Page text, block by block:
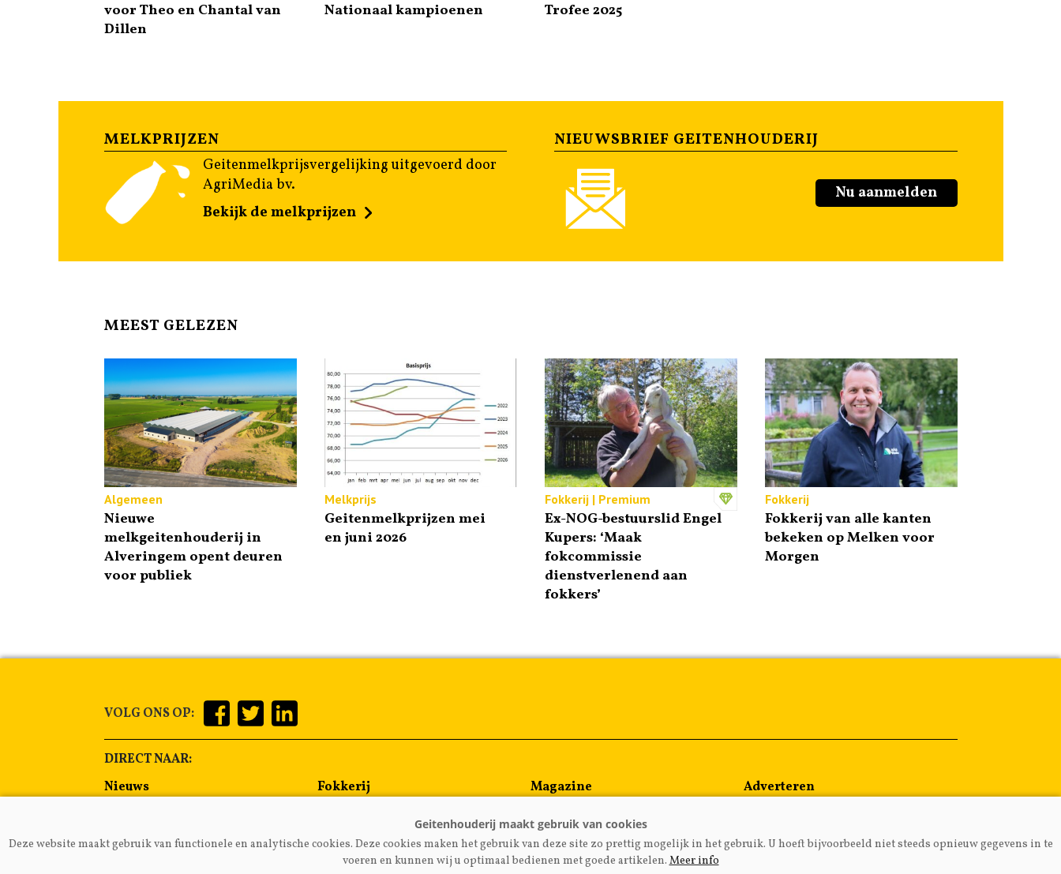
voor Theo en Chantal van
Dillen
Nationaal kampioenen
Trofee 2025
MELKPRIJZEN
Geitenmelkprijsvergelijking uitgevoerd door
AgriMedia bv.
Bekijk de melkprijzen
NIEUWSBRIEF GEITENHOUDERIJ
Nu aanmelden
MEEST GELEZEN
Algemeen
Nieuwe
melkgeitenhouderij in
Alveringem opent deuren
voor publiek
Melkprijs
Geitenmelkprijzen mei
en juni 2026
Fokkerij | Premium
Ex-NOG-bestuurslid Engel
Kupers: ‘Maak
fokcommissie
dienstverlenend aan
fokkers’
Fokkerij
Fokkerij van alle kanten
bekeken op Melken voor
Morgen
VOLG ONS OP:
DIRECT NAAR:
Nieuws
Gezondheid
Fokkerij
Algemeen
Melkprijzen
Magazine
Adverteren
Over ons
Deze website maakt gebruik van functionele en analytische cookies. Deze cookies maken het gebruik van deze site zo prettig mogelijk in het gebruik. U hoeft bijvoorbeeld niet steeds opnieuw gegevens in te
voeren en kunnen wij u optimaal bedienen met goede artikelen.Meer info